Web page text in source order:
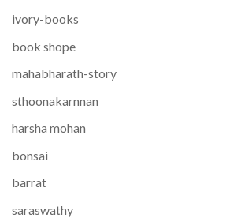
ivory-books
book shope
mahabharath-story
sthoonakarnnan
harsha mohan
bonsai
barrat
saraswathy